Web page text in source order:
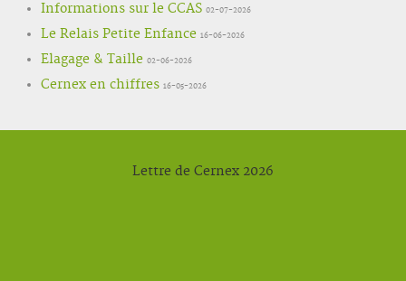
Informations sur le CCAS 02-07-2026
Le Relais Petite Enfance 16-06-2026
Elagage & Taille 02-06-2026
Cernex en chiffres 16-05-2026
Lettre de Cernex 2026